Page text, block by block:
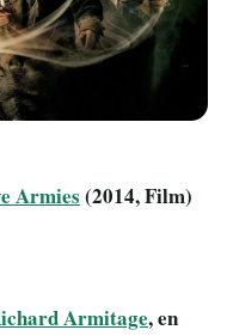
Armies(2014, Film)
Armitage, en